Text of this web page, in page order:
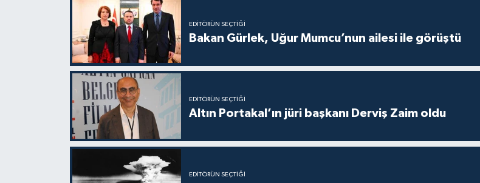
EDITÖRÜN SEÇTIĞI
Bakan Gürlek, Uğur Mumcu’nun ailesi ile görüştü
EDITÖRÜN SEÇTIĞI
Altın Portakal’ın jüri başkanı Derviş Zaim oldu
EDITÖRÜN SEÇTIĞI